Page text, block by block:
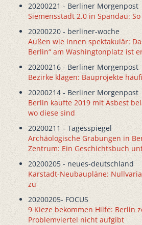
20200221 - Berliner Morgenpost
Siemensstadt 2.0 in Spandau:
20200220 - berliner-woche
Außen wie innen spektakulär:
Berlin“ am Washingtonplatz ist
20200216 - Berliner Morgenpost
Bezirke klagen: Bauprojekte
20200214 - Berliner Morgenpost
Berlin kaufte 2019 mit Asbest
wo diese sind
20200211 - Tagesspiegel
Archäologische Grabungen in
Zentrum: Ein Geschichtsbuch
20200205 - neues-deutschland
Karstadt-Neubaupläne:
zu
20200205- FOCUS
9 Kieze bekommen Hilfe: Berlin
Problemviertel nicht aufgibt